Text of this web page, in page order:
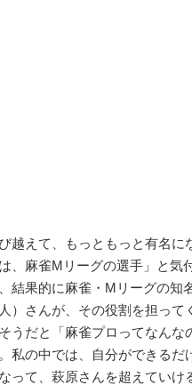
越えて、もっともっと有名に
は、麻雀Mリーグの選手」と気
結果的に麻雀・Mリーグの知
）さんが、その役割を担って
うだと「麻雀プロってなんな
私の中では、自分ができるだ
って、萩原さんを超えていけ